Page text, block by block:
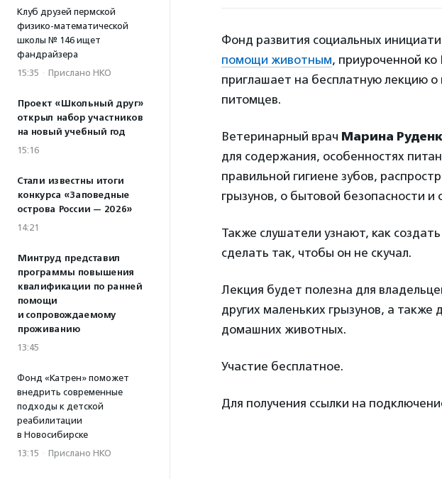
Клуб друзей пермской
физико-математической
школы № 146 ищет
фандрайзера
15:35 · Прислано НКО
Проект «Школьный друг»
открыл набор участников
на новый учебный год
15:16
Стали известны итоги
конкурса «Заповедные
острова России — 2026»
14:21
Минтруд представил
программы повышения
квалификации по ранней
помощи
и сопровождаемому
проживанию
13:45
Фонд «Катрен» поможет
внедрить современные
подходы к детской
реабилитации
в Новосибирске
13:15 · Прислано НКО
Фонд развития социальных
помощи животным, приуроченной
приглашает на бесплатную лекцию
питомцев.
Ветеринарный врач Марина
для содержания, особенностях
правильной гигиене зубов,
грызунов, о бытовой безопасности
Также слушатели узнают, как
сделать так, чтобы он не скучал.
Лекция будет полезна для
других маленьких грызунов, а также
домашних животных.
Участие бесплатное.
Для получения ссылки на